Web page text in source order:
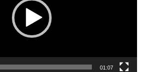
01:07